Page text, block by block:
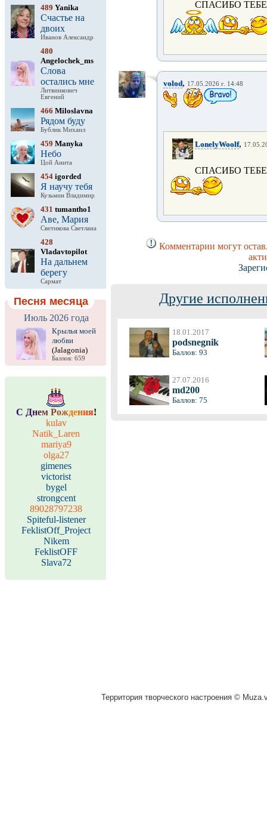
489 Yanika
Счастье на
двоих
Иванов Александр
480
Angelochek_ms
Слова
остались мне
Литвинкович
Евгений
466 Miloslavna
Рядом буду
Бублик Михаил
459 Manyka
Небо
Цой Анита
454 igorded
Я научу тебя
Кузьмин Владимир
431 tumantho1
Аве, Мария
Светикова Светлана
428
Vladavtopilot
На дальнем
берегу
Сармат
Песня месяца
Июль 2026 года
Крылья моей
любви
(Jalagonia)
Баллов: 659
С Днем Рождения!
kulav
Natik_Laren
mariya9
olga27
gimenes
victorist
bygel
strongcent
89028797238
Spiteful-listener
FeklistOff_Project
Nikem
FeklistOFF
Slava72
СПАСИБО
volod, 17.05.2026 г. 14:48
LonelyWoolf,
СПАСИБО
Комментарии могут
Другие
18.01.2017
podsnegnik
Баллов: 93
27.07.2016
md200
Баллов: 75
Территория творческого настроения ©